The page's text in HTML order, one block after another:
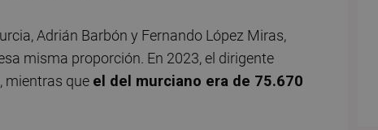
Adrián Barbón y Fernando López Miras,
misma proporción. En 2023, el dirigente
mientras que el del murciano era de 75.670